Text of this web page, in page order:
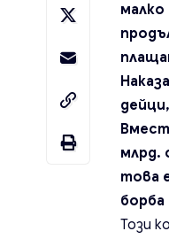
млрд.
това
Този